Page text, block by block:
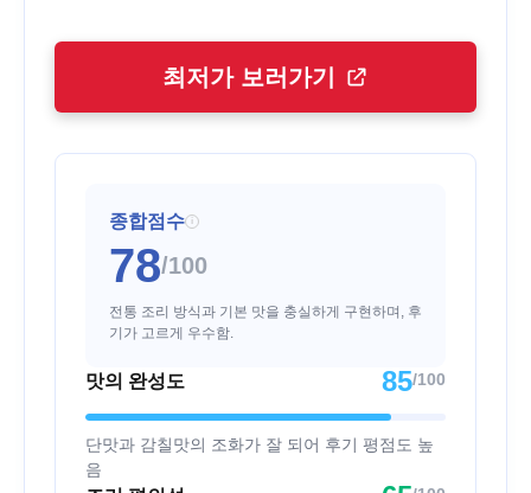
최저가 보러가기
종합점수 i
78/100
전통 조리 방식과 기본 맛을 충실하게 구현하며, 후
기가 고르게 우수함.
맛의 완성도 85/100
단맛과 감칠맛의 조화가 잘 되어 후기 평점도 높
음